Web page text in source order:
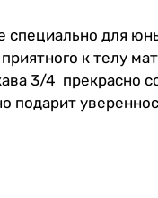
специально для
к телу
3/4 прекрасно
подарит